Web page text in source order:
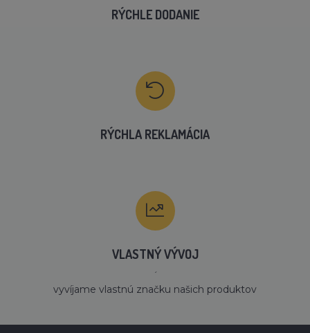
RÝCHLE DODANIE
RÝCHLA REKLAMÁCIA
VLASTNÝ VÝVOJ
´
vyvíjame vlastnú značku našich produktov